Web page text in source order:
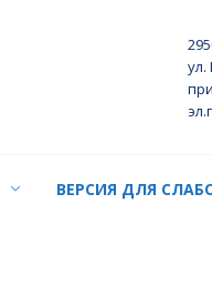
ул.
ВЕРСИЯ ДЛЯ